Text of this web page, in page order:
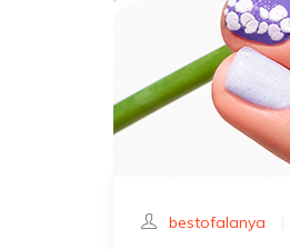
bestofalanya